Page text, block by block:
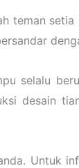
teman
selalu
desain
Untuk